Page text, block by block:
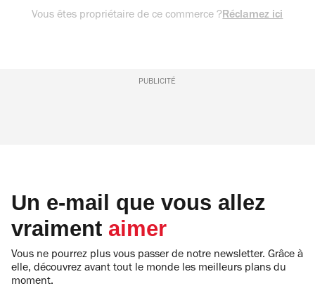
Vous êtes propriétaire de ce commerce ?Réclamez ici
PUBLICITÉ
Un e-mail que vous allez
vraiment aimer
Vous ne pourrez plus vous passer de notre newsletter. Grâce à
elle, découvrez avant tout le monde les meilleurs plans du
moment.